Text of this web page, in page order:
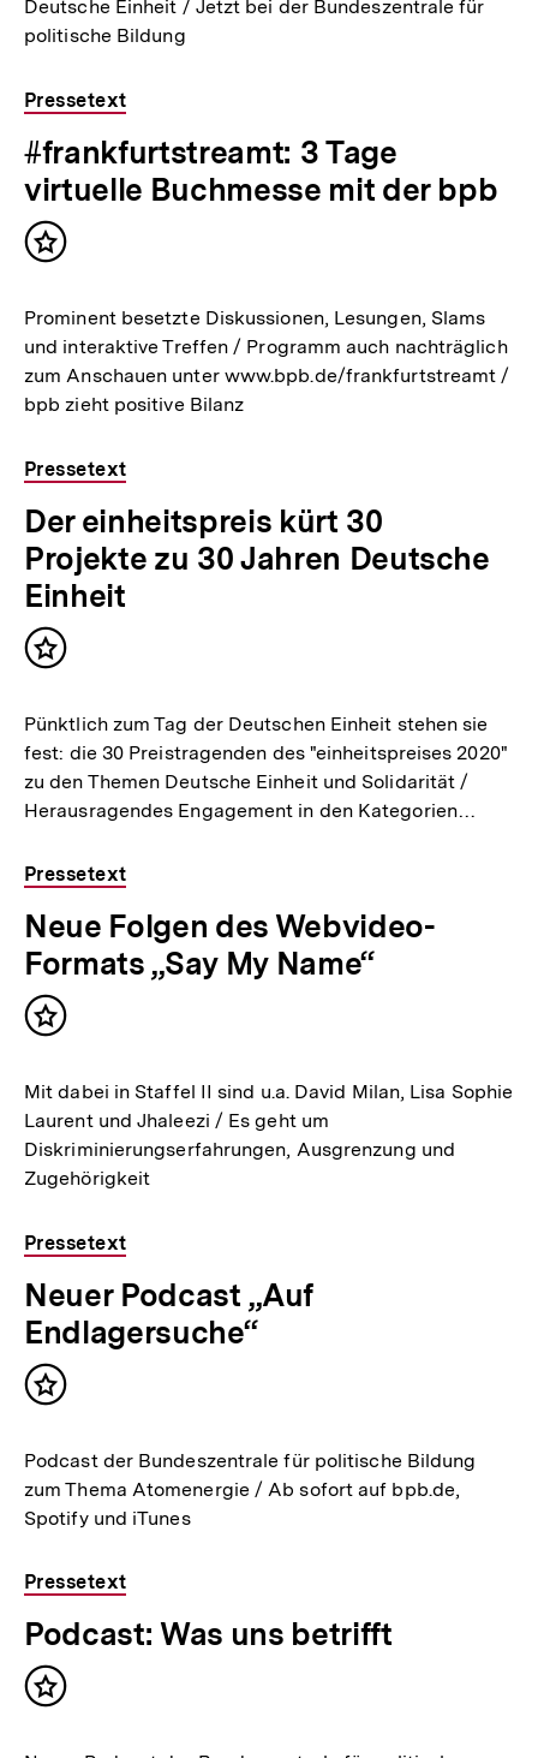
Deutsche Einheit / Jetzt bei der Bundeszentrale für
politische Bildung
Pressetext
#frankfurtstreamt: 3 Tage
virtuelle Buchmesse mit der bpb
Inhalt
Prominent besetzte Diskussionen, Lesungen, Slams
und interaktive Treffen / Programm auch nachträglich
zum Anschauen unter www.bpb.de/frankfurtstreamt /
bpb zieht positive Bilanz
Pressetext
Der einheitspreis kürt 30
Projekte zu 30 Jahren Deutsche
Einheit
Inhalt
Pünktlich zum Tag der Deutschen Einheit stehen sie
fest: die 30 Preistragenden des "einheitspreises 2020"
zu den Themen Deutsche Einheit und Solidarität /
Herausragendes Engagement in den Kategorien…
Pressetext
Neue Folgen des Webvideo-
Formats „Say My Name“
Inhalt
Mit dabei in Staffel II sind u.a. David Milan, Lisa Sophie
Laurent und Jhaleezi / Es geht um
Diskriminierungserfahrungen, Ausgrenzung und
Zugehörigkeit
Pressetext
Neuer Podcast „Auf
Endlagersuche“
Inhalt
Podcast der Bundeszentrale für politische Bildung
zum Thema Atomenergie / Ab sofort auf bpb.de,
Spotify und iTunes
Pressetext
Podcast: Was uns betrifft
Inhalt